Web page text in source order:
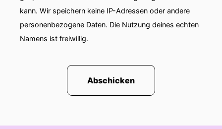
kann. Wir speichern keine IP-Adressen oder andere
personenbezogene Daten. Die Nutzung deines echten
Namens ist freiwillig.
Abschicken